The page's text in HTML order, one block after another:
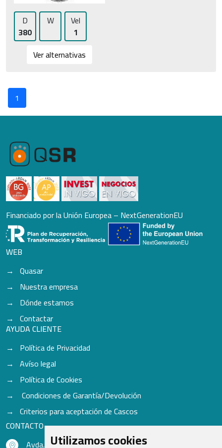
Utilizamos cookies
D
380
W
Vel
1
Ver alternativas
1
Financiado por la Unión Europea – NextGenerationEU
WEB
Quasar
Nuestra empresa
Dónde estamos
Contactar
AYUDA CLIENTE
Política de Privacidad
Avíso legal
Política de Cookies
Condiciones de Garantía/Devolución
Criterios para aceptación de Cascos
CONTACTO
Avda. do Freixo - Sardoma, 13